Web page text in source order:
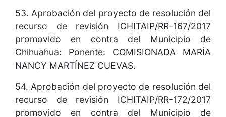
53. Aprobación del proyecto de resolución del
recurso de revisión ICHITAIP/RR-167/2017
promovido en contra del Municipio de
Chihuahua: Ponente: COMISIONADA MARÍA
NANCY MARTÍNEZ CUEVAS.
54. Aprobación del proyecto de resolución del
recurso de revisión ICHITAIP/RR-172/2017
promovido en contra del Municipio de